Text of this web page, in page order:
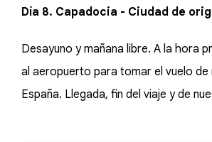
Día 8. Capadocia - Ciudad de
Desayuno y mañana libre. A la hora
al aeropuerto para tomar el vuelo de
España. Llegada, fin del viaje y de